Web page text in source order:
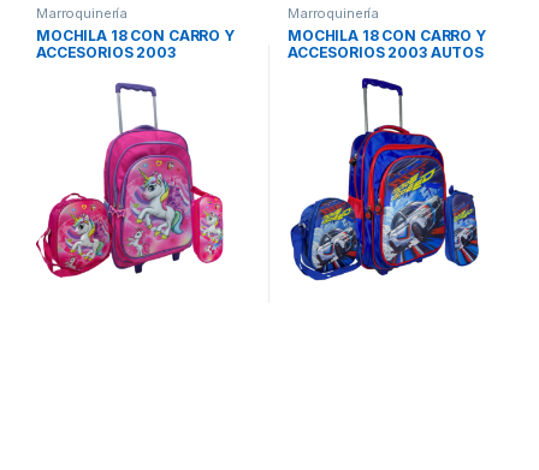
Marroquinería
MOCHILA 18 CON CARRO Y
ACCESORIOS 2003
Marroquinería
MOCHILA 18 CON CARRO Y
ACCESORIOS 2003 AUTOS